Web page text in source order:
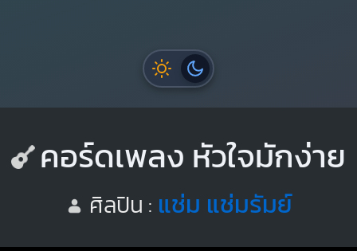
คอร์ดเพลง หัวใจมักง่าย
ศิลปิน : แช่ม แช่มรัมย์